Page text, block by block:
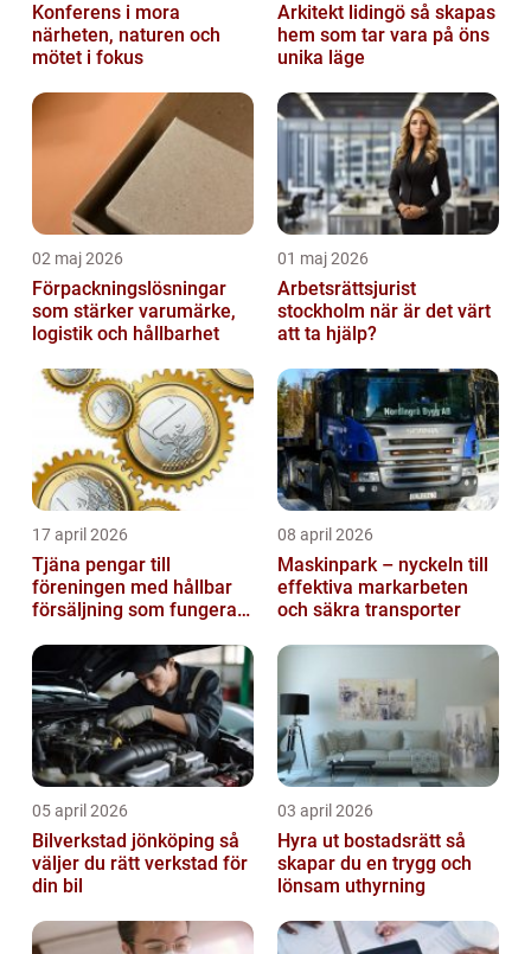
Konferens i mora
närheten, naturen och
mötet i fokus
Arkitekt lidingö så skapas
hem som tar vara på öns
unika läge
02 maj 2026
Förpackningslösningar
som stärker varumärke,
logistik och hållbarhet
01 maj 2026
Arbetsrättsjurist
stockholm när är det värt
att ta hjälp?
17 april 2026
Tjäna pengar till
föreningen med hållbar
försäljning som fungerar
08 april 2026
Maskinpark – nyckeln till
effektiva markarbeten
och säkra transporter
05 april 2026
Bilverkstad jönköping så
väljer du rätt verkstad för
din bil
03 april 2026
Hyra ut bostadsrätt så
skapar du en trygg och
lönsam uthyrning